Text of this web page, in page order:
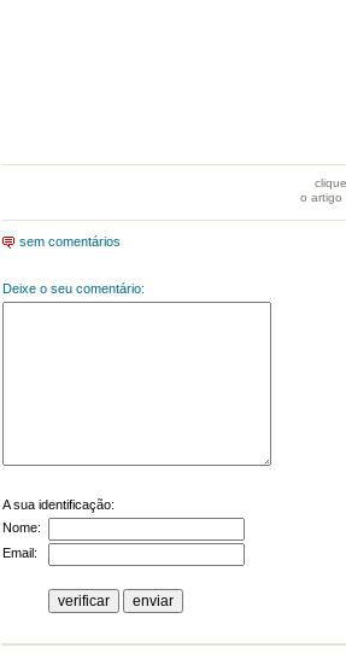
o artigo
sem comentários
Deixe o seu comentário:
A sua identificação:
Nome:
Email: